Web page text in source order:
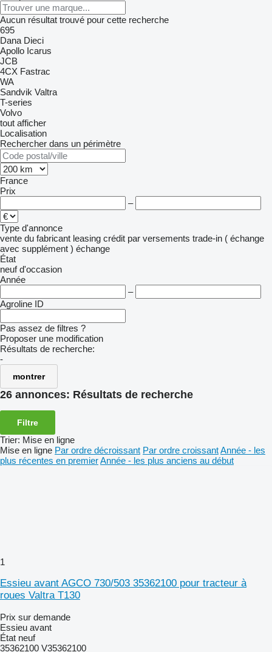
Aucun résultat trouvé pour cette recherche
695
Dana Dieci
Apollo Icarus
JCB
4CX Fastrac
WA
Sandvik Valtra
T-series
Volvo
tout afficher
Localisation
Rechercher dans un périmètre
France
Prix
–
Type d'annonce
vente du fabricant leasing crédit par versements trade-in ( échange
avec supplément ) échange
État
neuf d'occasion
Année
–
Agroline ID
Pas assez de filtres ?
Proposer une modification
Résultats de recherche:
-
montrer
26 annonces: Résultats de recherche
Filtre
Trier: Mise en ligne
Mise en ligne Par ordre décroissant Par ordre croissantAnnée - les
plus récentes en premierAnnée - les plus anciens au début
1
Essieu avant AGCO 730/503 35362100 pour tracteur à
roues Valtra T130
Prix sur demande
Essieu avant
État neuf
35362100 V35362100